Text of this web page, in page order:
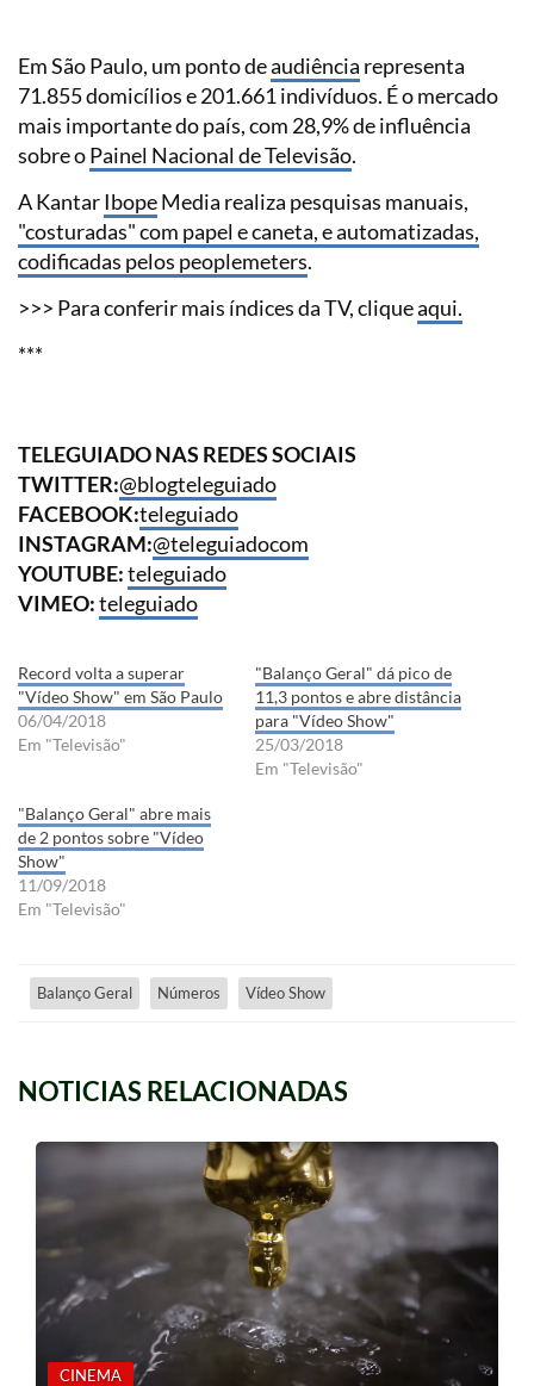
Em São Paulo, um ponto deaudiência representa
71.855 domicílios e 201.661 indivíduos. É o mercado
mais importante do país, com 28,9% de influência
sobre oPainel Nacional de Televisão.
A KantarIbopeMedia realiza pesquisas manuais,
"costuradas" com papel e caneta, e automatizadas,
codificadas pelos peoplemeters.
>>> Para conferir mais índices da TV, cliqueaqui.
***
TELEGUIADO NAS REDES SOCIAIS
TWITTER:@blogteleguiado
FACEBOOK:teleguiado
INSTAGRAM:@teleguiadocom
YOUTUBE:teleguiado
VIMEO:teleguiado
Record volta a superar
"Vídeo Show" em São Paulo
06/04/2018
Em "Televisão"
"Balanço Geral" dá pico de
11,3 pontos e abre distância
para "Vídeo Show"
25/03/2018
Em "Televisão"
"Balanço Geral" abre mais
de 2 pontos sobre "Vídeo
Show"
11/09/2018
Em "Televisão"
Balanço Geral Números Vídeo Show
NOTICIAS RELACIONADAS
CINEMA